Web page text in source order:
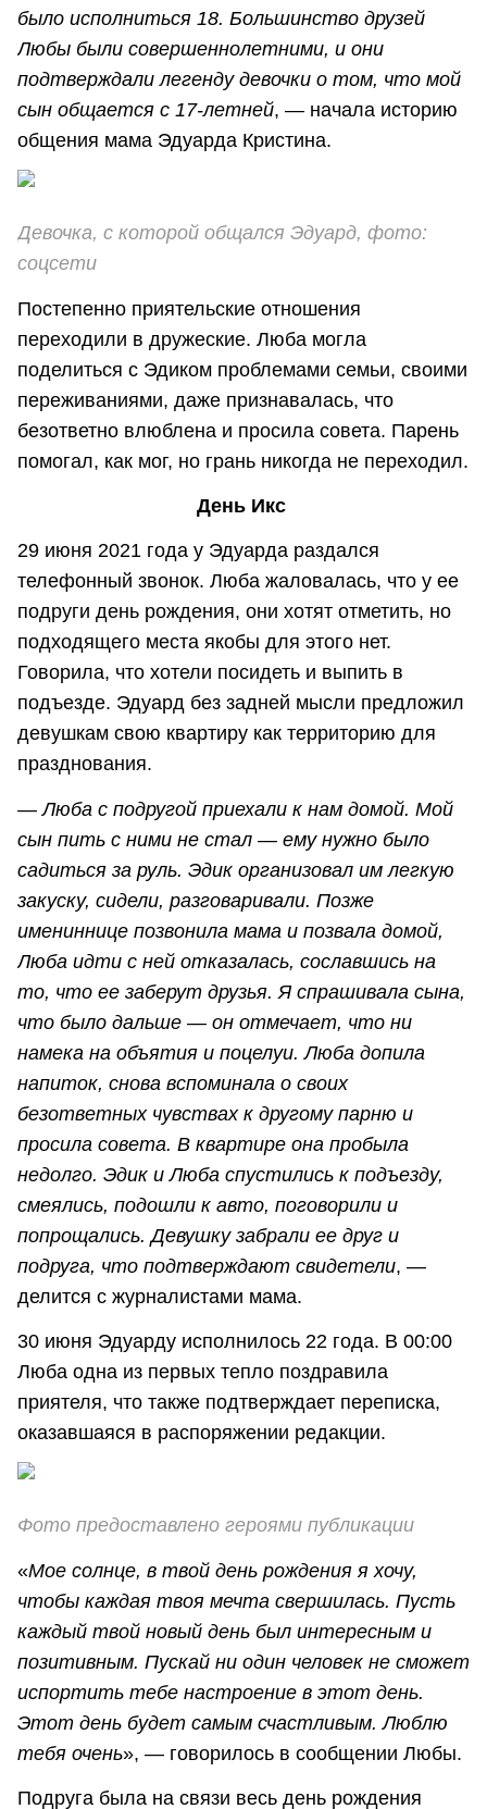
было исполниться 18. Большинство друзей
Любы были совершеннолетними, и они
подтверждали легенду девочки о том, что мой
сын общается с 17-летней, — начала историю
общения мама Эдуарда Кристина.
Девочка, с которой общался Эдуард, фото:
соцсети
Постепенно приятельские отношения
переходили в дружеские. Люба могла
поделиться с Эдиком проблемами семьи, своими
переживаниями, даже признавалась, что
безответно влюблена и просила совета. Парень
помогал, как мог, но грань никогда не переходил.
День Икс
29 июня 2021 года у Эдуарда раздался
телефонный звонок. Люба жаловалась, что у ее
подруги день рождения, они хотят отметить, но
подходящего места якобы для этого нет.
Говорила, что хотели посидеть и выпить в
подъезде. Эдуард без задней мысли предложил
девушкам свою квартиру как территорию для
празднования.
—Люба с подругой приехали к нам домой. Мой
сын пить с ними не стал — ему нужно было
садиться за руль. Эдик организовал им легкую
закуску, сидели, разговаривали. Позже
имениннице позвонила мама и позвала домой,
Люба идти с ней отказалась, сославшись на
то, что ее заберут друзья. Я спрашивала сына,
что было дальше — он отмечает, что ни
намека на объятия и поцелуи. Люба допила
напиток, снова вспоминала о своих
безответных чувствах к другому парню и
просила совета. В квартире она пробыла
недолго. Эдик и Люба спустились к подъезду,
смеялись, подошли к авто, поговорили и
попрощались. Девушку забрали ее друг и
подруга, что подтверждают свидетели, —
делится с журналистами мама.
30 июня Эдуарду исполнилось 22 года. В 00:00
Люба одна из первых тепло поздравила
приятеля, что также подтверждает переписка,
оказавшаяся в распоряжении редакции.
Фото предоставлено героями публикации
«Мое солнце, в твой день рождения я хочу,
чтобы каждая твоя мечта свершилась. Пусть
каждый твой новый день был интересным и
позитивным. Пускай ни один человек не сможет
испортить тебе настроение в этот день.
Этот день будет самым счастливым. Люблю
тебя очень», — говорилось в сообщении Любы.
Подруга была на связи весь день рождения